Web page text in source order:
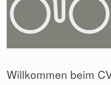
Willkommen beim